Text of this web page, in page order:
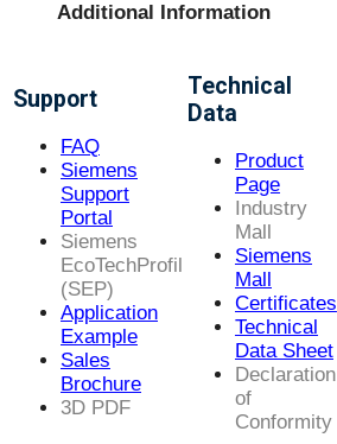
Additional Information
Support
FAQ
Siemens
Support
Portal
Siemens
EcoTechProfil
(SEP)
Application
Example
Sales
Brochure
3D PDF
Technical
Data
Product
Page
Industry
Mall
Siemens
Mall
Certificates
Technical
Data Sheet
Declaration
of
Conformity